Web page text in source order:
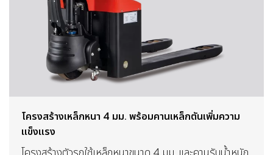
โครงสร้างเหล็กหนา 4 มม. พร้อมคานเหล็กตันเพิ่มความ
แข็งแรง